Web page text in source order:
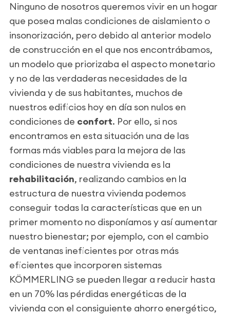
Ninguno de nosotros queremos vivir en un hogar
que posea malas condiciones de aislamiento o
insonorización, pero debido al anterior modelo
de construcción en el que nos encontrábamos,
un modelo que priorizaba el aspecto monetario
y no de las verdaderas necesidades de la
vivienda y de sus habitantes, muchos de
nuestros edificios hoy en día son nulos en
condiciones de confort. Por ello, si nos
encontramos en esta situación una de las
formas más viables para la mejora de las
condiciones de nuestra vivienda es la
rehabilitación, realizando cambios en la
estructura de nuestra vivienda podemos
conseguir todas la características que en un
primer momento no disponíamos y así aumentar
nuestro bienestar; por ejemplo, con el cambio
de ventanas ineficientes por otras más
eficientes que incorporen sistemas
KÖMMERLING se pueden llegar a reducir hasta
en un 70% las pérdidas energéticas de la
vivienda con el consiguiente ahorro energético,